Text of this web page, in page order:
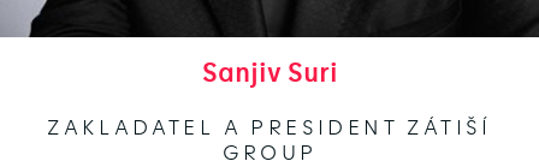
Sanjiv Suri
ZAKLADATEL A PRESIDENT ZÁTIŠÍ
GROUP